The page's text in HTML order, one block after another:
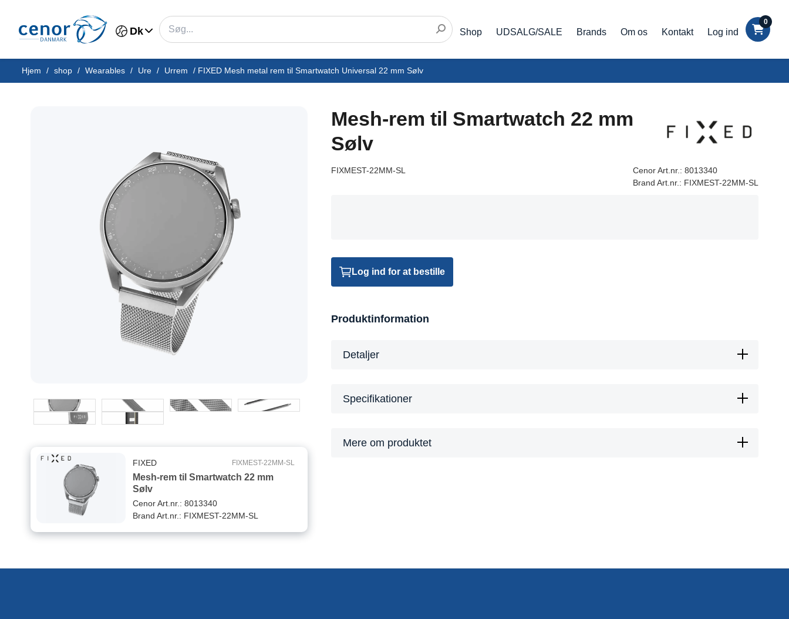
Dk Shop UDSALG/SALE Brands Om os Kontakt Log ind
0
Hjem / shop / Wearables / Ure / Urrem / FIXED Mesh metal rem til Smartwatch Universal 22 mm Sølv
FIXMEST-22MM-SL
Mesh-rem til Smartwatch 22 mm
Sølv
FIXED
Cenor Art.nr.: 8013340
Brand Art.nr.: FIXMEST-22MM-SL
Mesh-rem til Smartwatch 22 mm
Sølv
FIXMEST-22MM-SL Cenor Art.nr.: 8013340
Brand Art.nr.: FIXMEST-22MM-SL
Log ind for at bestille
Produktinformation
Detaljer
Specifikationer
Mere om produktet